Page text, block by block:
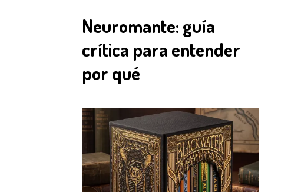
Neuromante: guía
crítica para entender
por qué